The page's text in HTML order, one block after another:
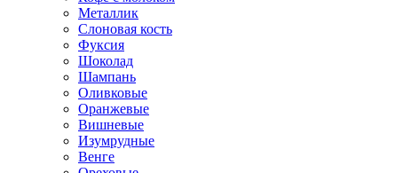
Металлик
Слоновая кость
Фуксия
Шоколад
Шампань
Оливковые
Оранжевые
Вишневые
Изумрудные
Венге